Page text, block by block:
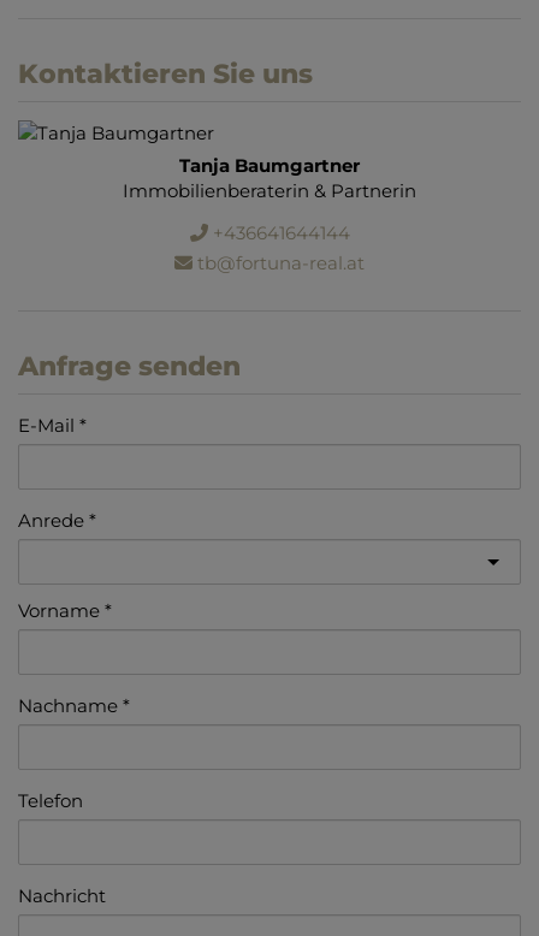
Kontaktieren Sie uns
Tanja Baumgartner
Immobilienberaterin & Partnerin
+436641644144
tb@fortuna-real.at
Anfrage senden
E-Mail
Anrede
Vorname
Nachname
Telefon
Nachricht